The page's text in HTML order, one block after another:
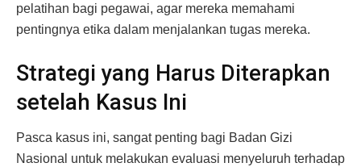
pelatihan bagi pegawai, agar mereka memahami
pentingnya etika dalam menjalankan tugas mereka.
Strategi yang Harus Diterapkan
setelah Kasus Ini
Pasca kasus ini, sangat penting bagi Badan Gizi
Nasional untuk melakukan evaluasi menyeluruh terhadap